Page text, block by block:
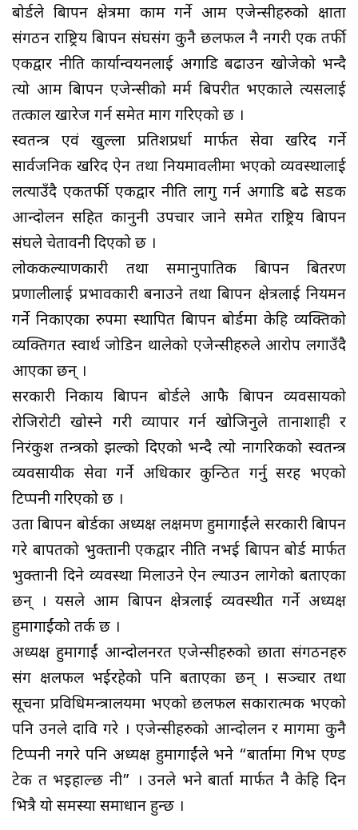
बोर्डले बिज्ञापन क्षेत्रमा काम गर्ने आम एजेन्सीहरुको क्षाता
संगठन राष्ट्रिय बिज्ञापन संघसंग कुनै छलफल नै नगरी एक तर्फी
एकद्वार नीति कार्यान्वयनलाई अगाडि बढाउन खोजेको भन्दै
त्यो आम बिज्ञापन एजेन्सीको मर्म बिपरीत भएकाले त्यसलाई
तत्काल खारेज गर्न समेत माग गरिएको छ ।
स्वतन्त्र एवं खुल्ला प्रतिशप्रर्धा मार्फत सेवा खरिद गर्ने
सार्वजनिक खरिद ऐन तथा नियमावलीमा भएको व्यवस्थालाई
लत्याउँदै एकतर्फी एकद्वार नीति लागु गर्न अगाडि बढे सडक
आन्दोलन सहित कानुनी उपचार जाने समेत राष्ट्रिय बिज्ञापन
संघले चेतावनी दिएको छ ।
लोककल्याणकारी तथा समानुपातिक बिज्ञापन बितरण
प्रणालीलाई प्रभावकारी बनाउने तथा बिज्ञापन क्षेत्रलाई नियमन
गर्ने निकाएका रुपमा स्थापित बिज्ञापन बोर्डमा केहि व्यक्तिको
व्यक्तिगत स्वार्थ जोडिन थालेको एजेन्सीहरुले आरोप लगाउँदै
आएका छन् ।
सरकारी निकाय बिज्ञापन बोर्डले आफै बिज्ञापन व्यवसायको
रोजिरोटी खोस्ने गरी व्यापार गर्न खोजिनुले तानाशाही र
निरंकुश तन्त्रको झल्को दिएको भन्दै त्यो नागरिकको स्वतन्त्र
व्यवसायीक सेवा गर्ने अधिकार कुन्ठित गर्नु सरह भएको
टिप्पनी गरिएको छ ।
उता बिज्ञापन बोर्डका अध्यक्ष लक्षमण हुमागाईंले सरकारी बिज्ञापन
गरे बापतको भुक्तानी एकद्वार नीति नभई बिज्ञापन बोर्ड मार्फत
भुक्तानी दिने व्यवस्था मिलाउने ऐन ल्याउन लागेको बताएका
छन् । यसले आम बिज्ञापन क्षेत्रलाई व्यवस्थीत गर्ने अध्यक्ष
हुमागाईंको तर्क छ ।
अध्यक्ष हुमागाईं आन्दोलनरत एजेन्सीहरुको छाता संगठनहरु
संग क्षलफल भईरहेको पनि बताएका छन् । सञ्चार तथा
सूचना प्रविधिमन्त्रालयमा भएको छलफल सकारात्मक भएको
पनि उनले दावि गरे । एजेन्सीहरुको आन्दोलन र मागमा कुनै
टिप्पनी नगरे पनि अध्यक्ष हुमागाईंले भने “बार्तामा गिभ एण्ड
टेक त भइहाल्छ नी” । उनले भने बार्ता मार्फत नै केहि दिन
भित्रै यो समस्या समाधान हुन्छ ।